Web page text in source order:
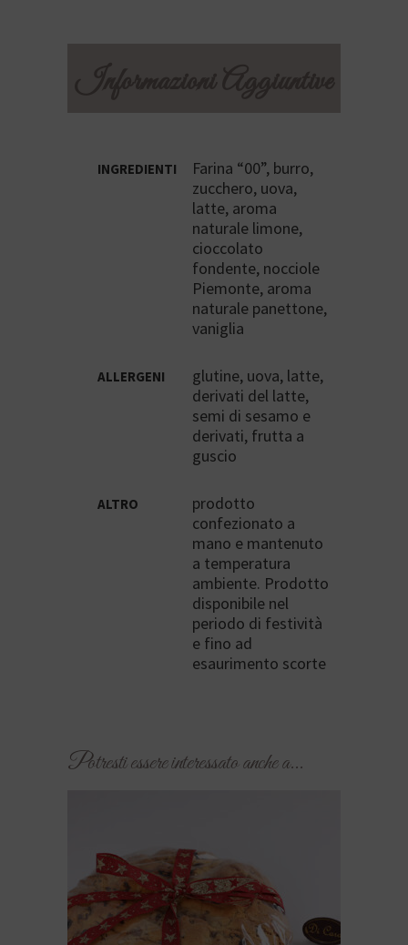
INGREDIENTI
Farina “00”, burro,
zucchero, uova,
latte, aroma
naturale limone,
cioccolato
fondente, nocciole
Piemonte, aroma
naturale panettone,
vaniglia
ALLERGENI
glutine, uova, latte,
derivati del latte,
semi di sesamo e
derivati, frutta a
guscio
ALTRO
prodotto
confezionato a
mano e mantenuto
a temperatura
ambiente. Prodotto
disponibile nel
periodo di festività
e fino ad
esaurimento scorte
Prodotti correlati